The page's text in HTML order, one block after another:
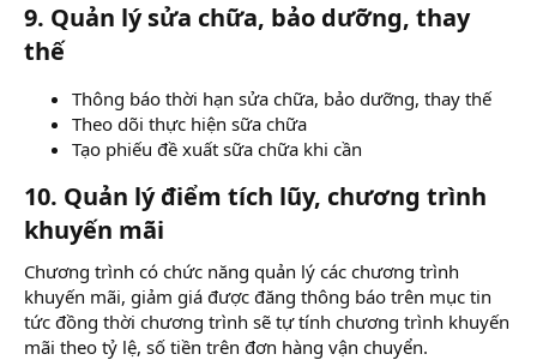
9. Quản lý sửa chữa, bảo dưỡng, thay
thế
Thông báo thời hạn sửa chữa, bảo dưỡng, thay thế
Theo dõi thực hiện sữa chữa
Tạo phiếu đề xuất sữa chữa khi cần
10. Quản lý điểm tích lũy, chương trình
khuyến mãi
Chương trình có chức năng quản lý các chương trình
khuyến mãi, giảm giá được đăng thông báo trên mục tin
tức đồng thời chương trình sẽ tự tính chương trình khuyến
mãi theo tỷ lệ, số tiền trên đơn hàng vận chuyển.